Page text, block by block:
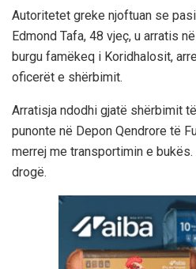
Autoritetet greke njoftuan se
Edmond Tafa, 48 vjeç, u arratis
burgu famëkeq i Koridhalosit,
oficerët e shërbimit.
Arratisja ndodhi gjatë shërbimit
punonte në Depon Qendrore të
merrej me transportimin e
drogë.